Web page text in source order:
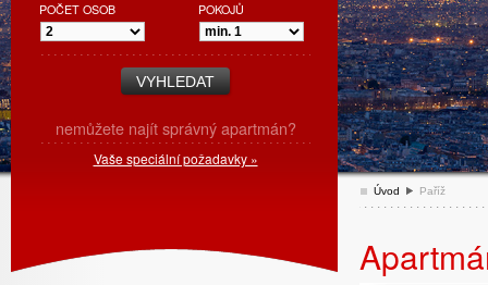
Úvod Paříž
POČET OSOB POKOJŮ
nemůžete najít správný apartmán?
Vaše speciální požadavky »